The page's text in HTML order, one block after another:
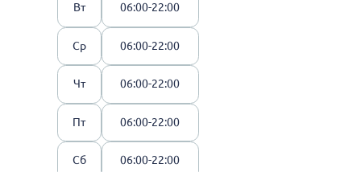
Вт 06:00-22:00
Ср 06:00-22:00
Чт 06:00-22:00
Пт 06:00-22:00
Сб 06:00-22:00